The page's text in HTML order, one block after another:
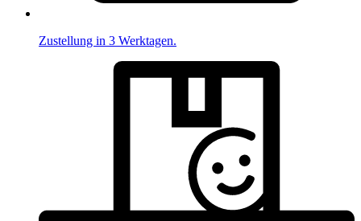
Zustellung in 3 Werktagen.